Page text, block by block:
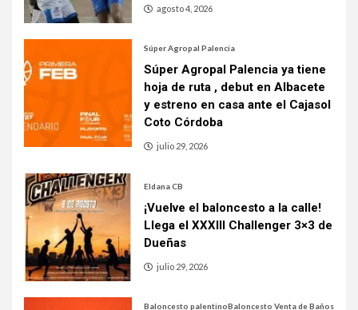
agosto 4, 2026
Súper Agropal Palencia
Súper Agropal Palencia ya tiene
hoja de ruta , debut en Albacete
y estreno en casa ante el Cajasol
Coto Córdoba
julio 29, 2026
Eldana CB
¡Vuelve el baloncesto a la calle!
Llega el XXXIII Challenger 3×3 de
Dueñas
julio 29, 2026
Baloncesto palentinoBaloncesto Venta de Baños